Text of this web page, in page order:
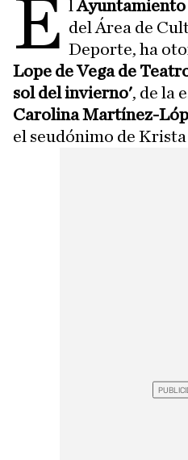
E l
del Área de
Deporte, ha
Lope de Vega de
sol del invierno', de la
Carolina Martínez-
el seudónimo de